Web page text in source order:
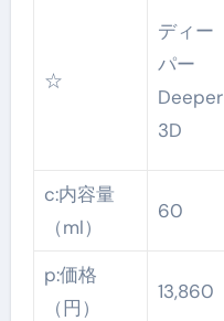
☆
ディー
パー
Deeper
3D
c:内容量
（ml）
60
p:価格
（円）
13,860